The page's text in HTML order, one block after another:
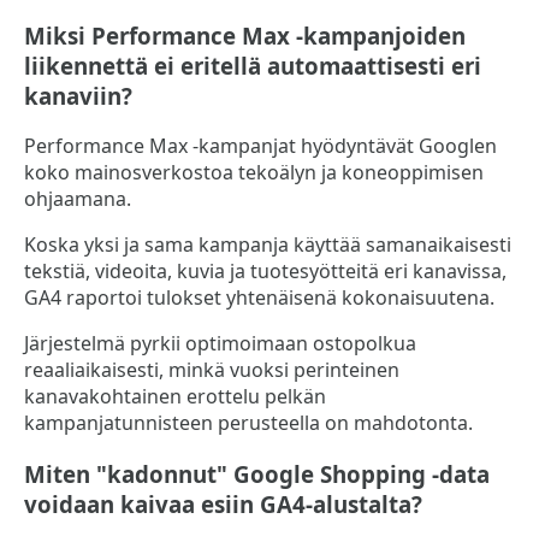
Miksi Performance Max -kampanjoiden
liikennettä ei eritellä automaattisesti eri
kanaviin?
Performance Max -kampanjat hyödyntävät Googlen
koko mainosverkostoa tekoälyn ja koneoppimisen
ohjaamana.
Koska yksi ja sama kampanja käyttää samanaikaisesti
tekstiä, videoita, kuvia ja tuotesyötteitä eri kanavissa,
GA4 raportoi tulokset yhtenäisenä kokonaisuutena.
Järjestelmä pyrkii optimoimaan ostopolkua
reaaliaikaisesti, minkä vuoksi perinteinen
kanavakohtainen erottelu pelkän
kampanjatunnisteen perusteella on mahdotonta.
Miten "kadonnut" Google Shopping -data
voidaan kaivaa esiin GA4-alustalta?